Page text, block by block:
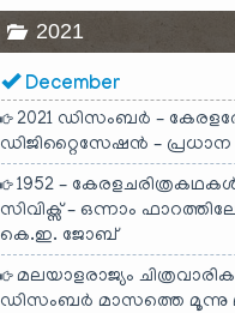
2021
December
2021 ഡിസംബർ –
ഡിജിറ്റൈസേഷൻ – പ്രധാന
1952 –
സിവിക്സ് – ഒന്നാം
കെ.ഇ. ജോബ്
മലയാളരാജ്യം ചിത്രവാരിക
ഡിസംബർ മാസത്തെ മൂന്നു